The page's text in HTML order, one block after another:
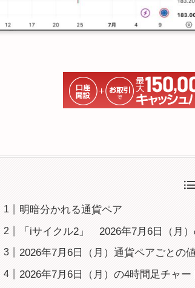
明暗分かれる通貨ペア
「iサイクル2」 2026年7月6日（月
2026年7月6日（月）通貨ペアごとの
2026年7月6日（月）の4時間足チャー